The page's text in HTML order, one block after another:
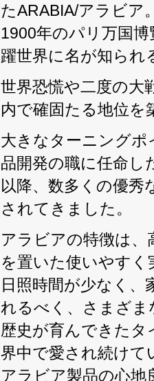
たARABIA/アラビア
1900年のパリ万国
躍世界に名が知ら
世界恐慌や二度の大
内で確固たる地位を
大きなターニングポ
品開発の職に任命し
以降、数多くの優
されてきました。
アラビアの特徴は、
を置いた使いやす
日照時間が少なく
れるべく、さまざ
歴史が育んできた
界中で愛され続けて
アラビア製品の心